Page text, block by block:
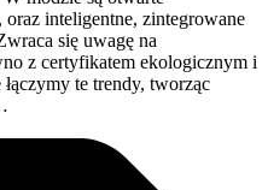
oraz inteligentne, zintegrowane
się uwagę na
z certyfikatem ekologicznym i
te trendy, tworząc